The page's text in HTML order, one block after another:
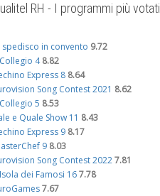
RH - I programmi più votati
spedisco in convento 9.72
4 8.82
Express 8 8.64
Song Contest 2021 8.62
5 8.53
e Quale Show 11 8.43
Express 9 8.17
9 8.03
Song Contest 2022 7.81
dei Famosi 16 7.78
7.67